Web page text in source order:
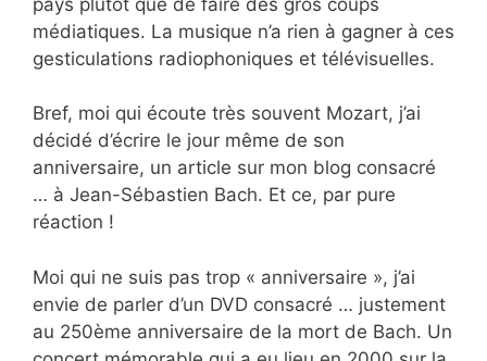
médiatiques. La musique n’a rien à gagner à ces
gesticulations radiophoniques et télévisuelles.
Bref, moi qui écoute très souvent Mozart, j’ai
décidé d’écrire le jour même de son
anniversaire, un article sur mon blog consacré
… à Jean-Sébastien Bach. Et ce, par pure
réaction !
Moi qui ne suis pas trop « anniversaire », j’ai
envie de parler d’un DVD consacré … justement
au 250ème anniversaire de la mort de Bach. Un